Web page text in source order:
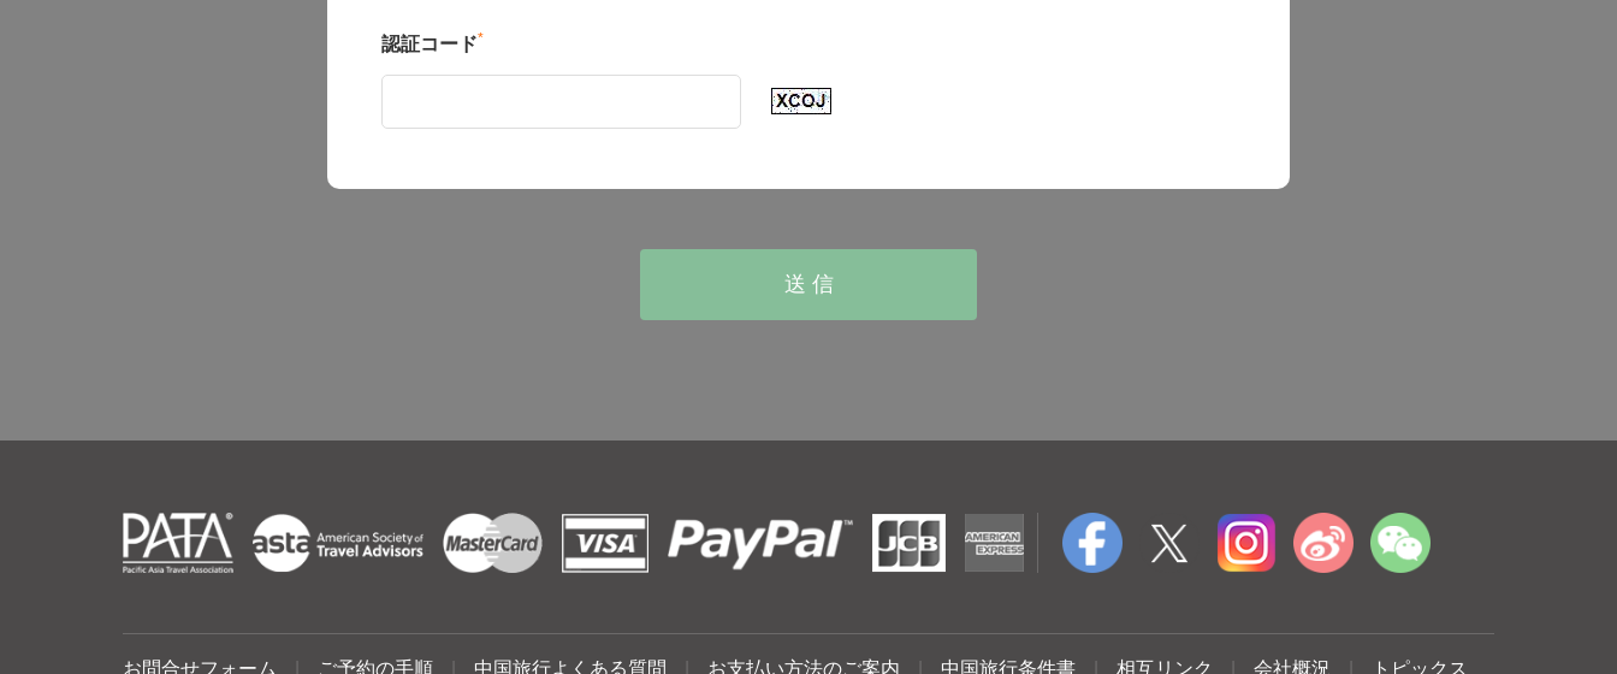
認証コード*
お問合せフォーム ご予約の手順 中国旅行よくある質問 お支払い方法のご案内 中国旅行条件書 相互リンク 会社概況 トピックス